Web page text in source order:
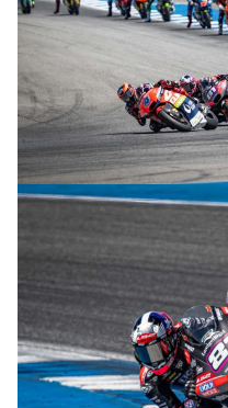
© R. Lekl & S. Wobser